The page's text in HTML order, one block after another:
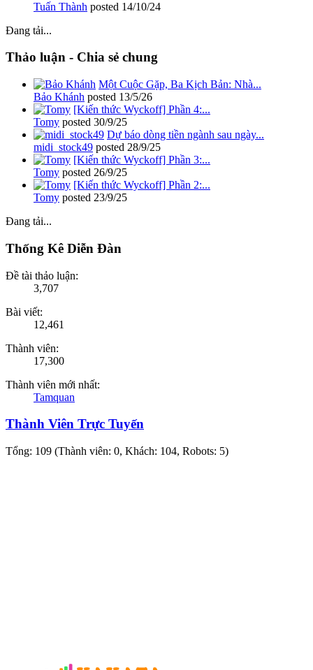
Tuấn Thành posted 14/10/24
Đang tải...
Thảo luận - Chia sẻ chung
Một Cuộc Gặp, Ba Kịch Bản: Nhà...
Bảo Khánh posted 13/5/26
[Kiến thức Wyckoff] Phần 4:...
Tomy posted 30/9/25
Dự báo dòng tiền ngành sau ngày...
midi_stock49 posted 28/9/25
[Kiến thức Wyckoff] Phần 3:...
Tomy posted 26/9/25
[Kiến thức Wyckoff] Phần 2:...
Tomy posted 23/9/25
Đang tải...
Thống Kê Diễn Đàn
Đề tài thảo luận:
3,707
Bài viết:
12,461
Thành viên:
17,300
Thành viên mới nhất:
Tamquan
Thành Viên Trực Tuyến
Tổng: 109 (Thành viên: 0, Khách: 104, Robots: 5)